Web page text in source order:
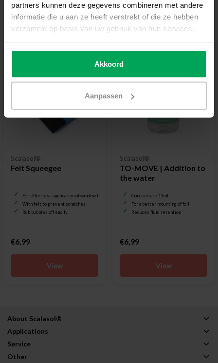
partners kunnen deze gegevens combineren met andere
informatie die u aan ze heeft verstrekt of die ze hebben
verzameld op basis van uw gebruik van hun services.
Akkoord
Aanpassen
More information?Neem contact met ons op
Useful accessories
Scalasol®
Felt Squeegee
For effortless application of window film
With felt to prevent scratches
Rub bubbles off easily
€6,99
View
Scalasol®
TO-MOVE | Addition to
the water
Concentrate 15ml
For a better mounting of foil
Reduces fluid retention
€6,99
View
About Scalasol®
Applications
Service
Other